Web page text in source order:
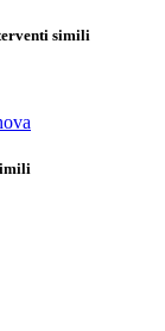
simili